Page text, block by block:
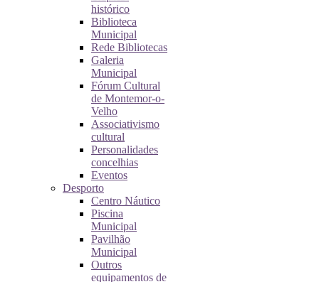
histórico
Biblioteca
Municipal
Rede Bibliotecas
Galeria
Municipal
Fórum Cultural
de Montemor-o-
Velho
Associativismo
cultural
Personalidades
concelhias
Eventos
Desporto
Centro Náutico
Piscina
Municipal
Pavilhão
Municipal
Outros
equipamentos de